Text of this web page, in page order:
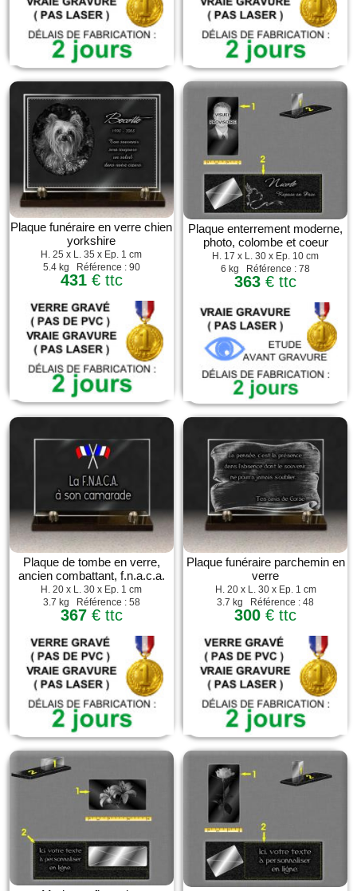
Plaque funéraire en verre chien
yorkshire
H. 25 x L. 35 x Ep. 1 cm
5.4 kg Référence : 90
431€ ttc
Plaque enterrement moderne,
photo, colombe et coeur
H. 17 x L. 30 x Ep. 10 cm
6 kg Référence : 78
363 € ttc
Plaque de tombe en verre,
ancien combattant, f.n.a.c.a.
H. 20 x L. 30 x Ep. 1 cm
3.7 kg Référence : 58
367€ ttc
Plaque funéraire parchemin en
verre
H. 20 x L. 30 x Ep. 1 cm
3.7 kg Référence : 48
300 € ttc